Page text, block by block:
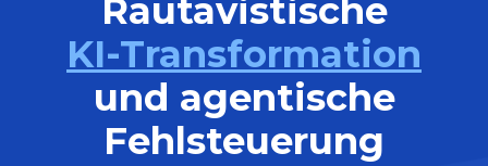
Rautavistische
KI-Transformation
und agentische
Fehlsteuerung